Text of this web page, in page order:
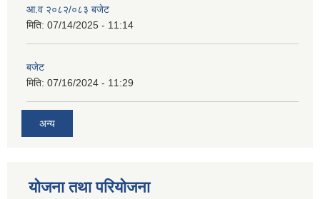
आ.व २०८२/०८३ बजेट
मिति: 07/14/2025 - 11:14
बजेट
मिति: 07/16/2024 - 11:29
अन्य
योजना तथा परियोजना